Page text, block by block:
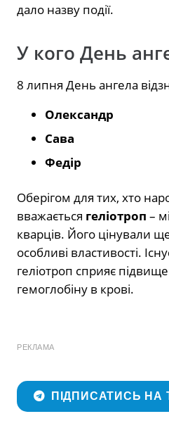
дало назву події.
У кого День
8 липня День ангела
Олександр
Сава
Федір
Оберігом для тих, хто
вважається геліотроп –
кварців. Його цінували
особливі властивості.
геліотроп сприяє
гемоглобіну в крові.
РЕКЛАМА
ПІДПИСАТИСЬ НА